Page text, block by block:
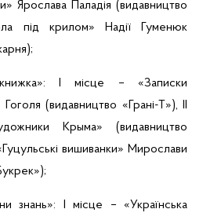
Ярослава
Паладія (видавництво
під крилом» Надії Гуменюк
І місце – «Записки
(видавництво « Грані-Т »), ІІ
Крыма» (видавництво
вишиванки» Мирослави
»);
знань»: І місце – «Українська